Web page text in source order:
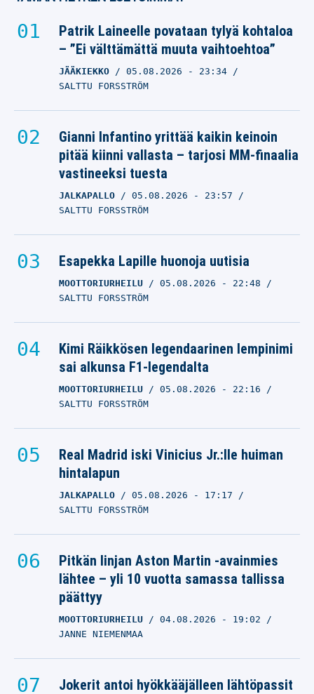
Patrik Laineelle povataan tylyä kohtaloa
– ”Ei välttämättä muuta vaihtoehtoa”
JÄÄKIEKKO 05.08.2026 - 23:34
SALTTU FORSSTRÖM
Gianni Infantino yrittää kaikin keinoin
pitää kiinni vallasta – tarjosi MM-finaalia
vastineeksi tuesta
JALKAPALLO 05.08.2026 - 23:57
SALTTU FORSSTRÖM
Esapekka Lapille huonoja uutisia
MOOTTORIURHEILU 05.08.2026 - 22:48
SALTTU FORSSTRÖM
Kimi Räikkösen legendaarinen lempinimi
sai alkunsa F1-legendalta
MOOTTORIURHEILU 05.08.2026 - 22:16
SALTTU FORSSTRÖM
Real Madrid iski Vinicius Jr.:lle huiman
hintalapun
JALKAPALLO 05.08.2026 - 17:17
SALTTU FORSSTRÖM
Pitkän linjan Aston Martin -avainmies
lähtee – yli 10 vuotta samassa tallissa
päättyy
MOOTTORIURHEILU 04.08.2026 - 19:02
JANNE NIEMENMAA
Jokerit antoi hyökkääjälleen lähtöpassit